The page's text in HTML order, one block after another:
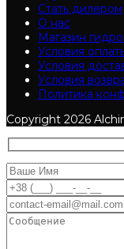
Стать дилером
О нас
Магазин
Условия
Условия
Условия
Политика
Copyright 2026